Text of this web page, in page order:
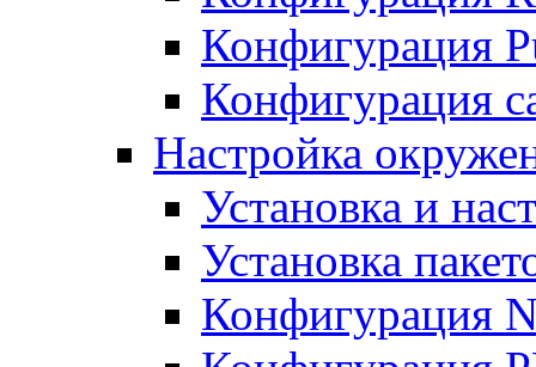
Конфигурация
Конфигурация
Настройка
Установка и
Установка
Конфигурация